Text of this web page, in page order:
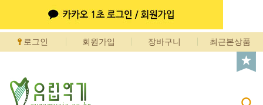
로그인 회원가입 장바구니 최근본상품